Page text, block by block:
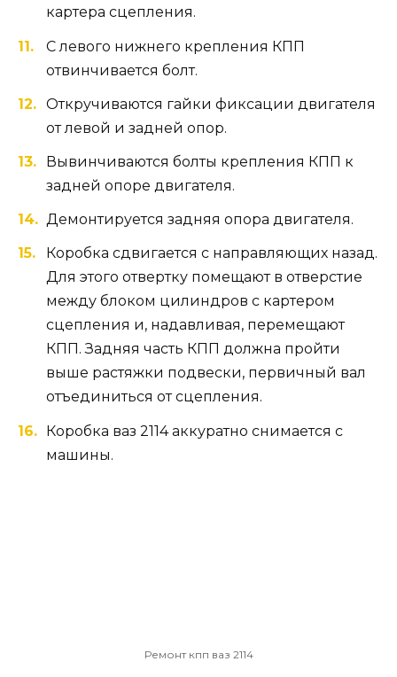
картера сцепления.
С левого нижнего крепления КПП
отвинчивается болт.
Откручиваются гайки фиксации двигателя
от левой и задней опор.
Вывинчиваются болты крепления КПП к
задней опоре двигателя.
Демонтируется задняя опора двигателя.
Коробка сдвигается с направляющих назад.
Для этого отвертку помещают в отверстие
между блоком цилиндров с картером
сцепления и, надавливая, перемещают
КПП. Задняя часть КПП должна пройти
выше растяжки подвески, первичный вал
отъединиться от сцепления.
Коробка ваз 2114 аккуратно снимается с
машины.
Ремонт кпп ваз 2114